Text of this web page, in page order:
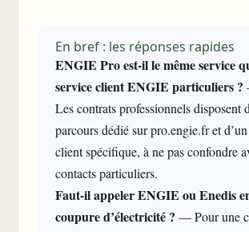
En bref : les réponses rapides
ENGIE Pro est-il le même service
service client ENGIE particuliers ?
Les contrats professionnels disposent
parcours dédié sur pro.engie.fr et
client spécifique, à ne pas confondre
contacts particuliers.
Faut-il appeler ENGIE ou Enedis
coupure d’électricité ? — Pour une